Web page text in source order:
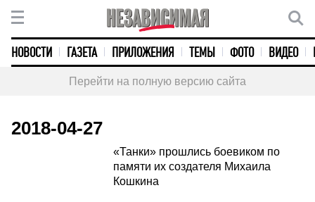
НОВОСТИ ГАЗЕТА ПРИЛОЖЕНИЯ ТЕМЫ ФОТО ВИДЕО
Перейти на полную версию сайта
2018-04-27
«Танки» прошлись боевиком по
памяти их создателя Михаила
Кошкина